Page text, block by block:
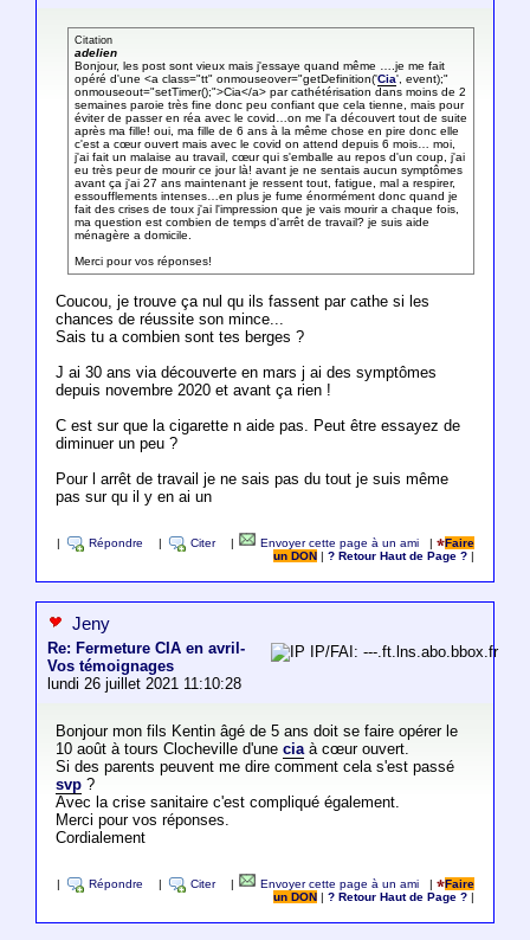
Citation
adelien
Bonjour, les post sont vieux mais j'essaye quand même ….je me fait
opéré d'une <a class="tt" onmouseover="getDefinition('Cia', event);"
onmouseout="setTimer();">Cia</a> par cathétérisation dans moins de 2
semaines paroie très fine donc peu confiant que cela tienne, mais pour
éviter de passer en réa avec le covid…on me l'a découvert tout de suite
après ma fille! oui, ma fille de 6 ans à la même chose en pire donc elle
c'est a cœur ouvert mais avec le covid on attend depuis 6 mois… moi,
j'ai fait un malaise au travail, cœur qui s'emballe au repos d'un coup, j'ai
eu très peur de mourir ce jour là! avant je ne sentais aucun symptômes
avant ça j'ai 27 ans maintenant je ressent tout, fatigue, mal a respirer,
essoufflements intenses…en plus je fume énormément donc quand je
fait des crises de toux j'ai l'impression que je vais mourir a chaque fois,
ma question est combien de temps d'arrêt de travail? je suis aide
ménagère a domicile.
Merci pour vos réponses!
Coucou, je trouve ça nul qu ils fassent par cathe si les
chances de réussite son mince...
Sais tu a combien sont tes berges ?
J ai 30 ans via découverte en mars j ai des symptômes
depuis novembre 2020 et avant ça rien !
C est sur que la cigarette n aide pas. Peut être essayez de
diminuer un peu ?
Pour l arrêt de travail je ne sais pas du tout je suis même
pas sur qu il y en ai un
Répondre Citer Envoyer cette page à un ami |
Faire
un DON
|? Retour Haut de Page ?
Jeny
Re: Fermeture CIA en avril-
Vos témoignages
lundi 26 juillet 2021 11:10:28
IP/FAI: ---.ft.lns.abo.bbox.fr
Bonjour mon fils Kentin âgé de 5 ans doit se faire opérer le
10 août à tours Clocheville d'une ciaà cœur ouvert.
Si des parents peuvent me dire comment cela s'est passé
svp?
Avec la crise sanitaire c'est compliqué également.
Merci pour vos réponses.
Cordialement
Répondre Citer Envoyer cette page à un ami |
Faire
un DON
|? Retour Haut de Page ?